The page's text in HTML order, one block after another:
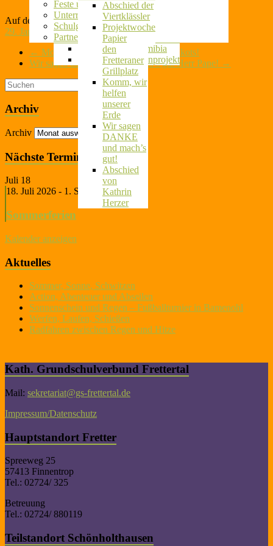
Herkunftssprachlicher Unterricht
Feste und Feiern
Unterrichtsaktivitäten
Schulgarten
Partnerschule in Namibia
Wir laufen für Namibia
Das Suppenküchenprojekt
erstes Jahr
im
Schulgarten
Ausflug auf
den
Fretteraner
Grillplatz
Komm, wir
helfen
unserer
Erde
Wir sagen
DANKE
und mach’s
gut!
Abschied
von
Kathrin
Herzer
Abschied der
Viertklässler
Projektwoche
Papier
Auf der Verkehrsbühne
29. Januar 20248. Juli 2026
← Motivationskick – Zeigt her eure Trikots!
Wir sagen danke für alles! Mach’s gut Herr Pape! →
Archiv
Archiv
Nächste Termine
Juli 18
18. Juli 2026 - 1. September 2026
Sommerferien
Kalender anzeigen
Aktuelles
Sommer, Sonne, Schwitzen
Action, Abenteuer und Abseilen
Sonnenschein und Regen – Fußballturnier in Bamenohl
Werfen, Laufen, Schießen
Radfahren zwischen Regen und Hitze
Kath. Grundschulverbund Frettertal
Mail: sekretariat@gs-frettertal.de
Impressum/Datenschutz
Hauptstandort Fretter
Spreeweg 25
57413 Finnentrop
Tel.: 02724/ 325
Betreuung
Tel.: 02724/ 880119
Teilstandort Schönholthausen